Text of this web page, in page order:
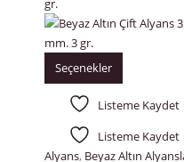
Seçenekler
Listeme Kaydet
Listeme Kaydet
Alyans, Beyaz Altın